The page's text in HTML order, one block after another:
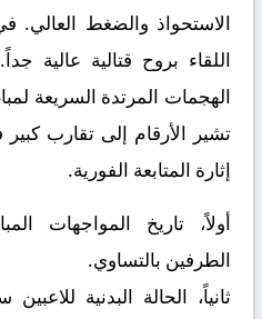
الاستحواذ والضغط العالي.
اللقاء بروح قتالية عالية
الهجمات المرتدة السريعة
تشير الأرقام إلى تقارب
إثارة المتابعة الفورية.
أولاً، تاريخ المواجهات
الطرفين بالتساوي.
ثانياً، الحالة البدنية